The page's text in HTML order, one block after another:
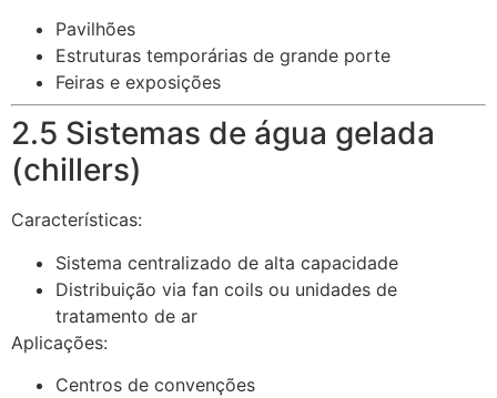
Pavilhões
Estruturas temporárias de grande porte
Feiras e exposições
2.5 Sistemas de água gelada
(chillers)
Características:
Sistema centralizado de alta capacidade
Distribuição via fan coils ou unidades de
tratamento de ar
Aplicações:
Centros de convenções